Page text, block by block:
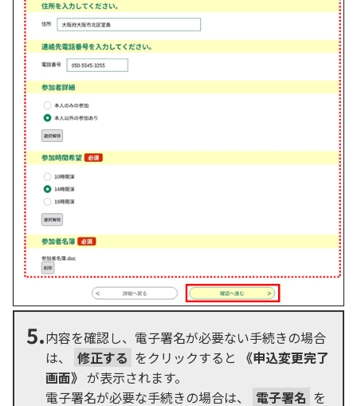
5.内容を確認し、電子署名が必要ない手続きの場合
は、
修正する をクリックすると
《申込変更完了
画面》 が表示されます。
電子署名が必要な手続きの場合は、
電子署名 を